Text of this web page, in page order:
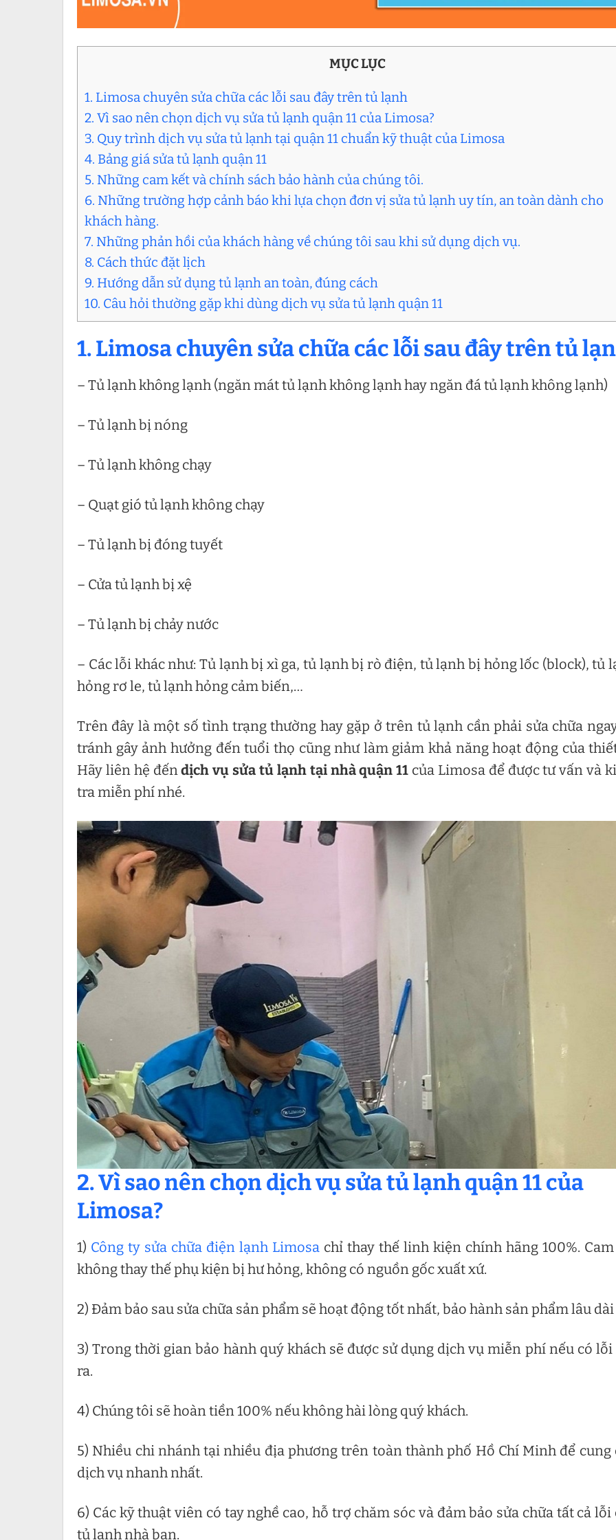
MỤC LỤC
1. Limosa chuyên sửa chữa các lỗi sau đây trên tủ lạnh
2. Vì sao nên chọn dịch vụ sửa tủ lạnh quận 11 của Limosa?
3. Quy trình dịch vụ sửa tủ lạnh tại quận 11 chuẩn kỹ thuật của Limosa
4. Bảng giá sửa tủ lạnh quận 11
5. Những cam kết và chính sách bảo hành của chúng tôi.
6. Những trường hợp cảnh báo khi lựa chọn đơn vị sửa tủ lạnh uy tín, an toàn dành cho
khách hàng.
7. Những phản hồi của khách hàng về chúng tôi sau khi sử dụng dịch vụ.
8. Cách thức đặt lịch
9. Hướng dẫn sử dụng tủ lạnh an toàn, đúng cách
10. Câu hỏi thường gặp khi dùng dịch vụ sửa tủ lạnh quận 11
1. Limosa chuyên sửa chữa các lỗi sau đây trên tủ
– Tủ lạnh không lạnh (ngăn mát tủ lạnh không lạnh hay ngăn đá tủ lạnh không lạnh)
– Tủ lạnh bị nóng
– Tủ lạnh không chạy
– Quạt gió tủ lạnh không chạy
– Tủ lạnh bị đóng tuyết
– Cửa tủ lạnh bị xệ
– Tủ lạnh bị chảy nước
– Các lỗi khác như: Tủ lạnh bị xì ga, tủ lạnh bị rò điện, tủ lạnh bị hỏng lốc (block), tủ
hỏng rơ le, tủ lạnh hỏng cảm biến,…
Trên đây là một số tình trạng thường hay gặp ở trên tủ lạnh cần phải sửa chữa
tránh gây ảnh hưởng đến tuổi thọ cũng như làm giảm khả năng hoạt động của
Hãy liên hệ đếndịch vụ sửa tủ lạnh tại nhà quận 11 của Limosa để được tư vấn và
tra miễn phí nhé.
2. Vì sao nên chọn dịch vụ sửa tủ lạnh quận 11 của
Limosa?
1) Công ty sửa chữa điện lạnh Limosa chỉ thay thế linh kiện chính hãng 100%.
không thay thế phụ kiện bị hư hỏng, không có nguồn gốc xuất xứ.
2) Đảm bảo sau sửa chữa sản phẩm sẽ hoạt động tốt nhất, bảo hành sản phẩm lâu dài
3) Trong thời gian bảo hành quý khách sẽ được sử dụng dịch vụ miễn phí nếu có lỗi
ra.
4) Chúng tôi sẽ hoàn tiền 100% nếu không hài lòng quý khách.
5) Nhiều chi nhánh tại nhiều địa phương trên toàn thành phố Hồ Chí Minh để cung
dịch vụ nhanh nhất.
6) Các kỹ thuật viên có tay nghề cao, hỗ trợ chăm sóc và đảm bảo sửa chữa tất cả lỗi
tủ lạnh nhà bạn.